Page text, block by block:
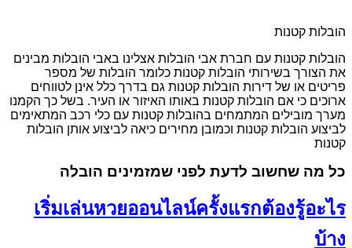
הובלות קטנות
הובלות קטנות עם חברת אבי הובלות אצלינו באבי הובלות מבינים
את הצורך בשירותי הובלות קטנות כלומר הובלות של מספר
פריטים או של דירות הובלות קטנות גם בדרך כלל אינן לטווחים
ארוכים כי אם הובלות קטנות באותו האיזור או העיר. בשל כך הקמנו
מערך מובילים המתמחים בהובלות קטנות עם כלי רכב המתאימים
לביצוע הובלות קטנות וכמובן מחירים כיאה לביצוע אותן הובלות
קטנות
כל מה שחשוב לדעת לפני שמזמינים הובלה
เริ่มเล่นหวยออนไลน์ครั้งแรกต้องรู้อะไร
บ้าง